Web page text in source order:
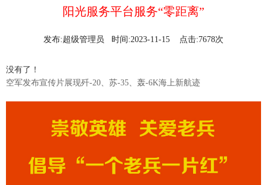
阳光服务平台服务“零距离”
发布:超级管理员 时间:2023-11-15 点击:7678次
没有了！
空军发布宣传片展现歼-20、苏-35、轰-6K海上新航迹